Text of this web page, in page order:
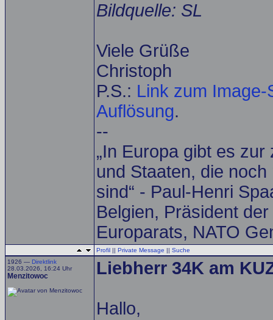
Bildquelle: SL
Viele Grüße
Christoph
P.S.: Link zum
Auflösung.
--
„In Europa gibt es
und Staaten, die
sind“ - Paul-Henri
Belgien, Präsident
Europarats, NATO
Profil || Private Message || Suche
1926 — Direktlink
28.03.2026, 16:24 Uhr
Menzitowoc Liebherr 34K am
Hallo,